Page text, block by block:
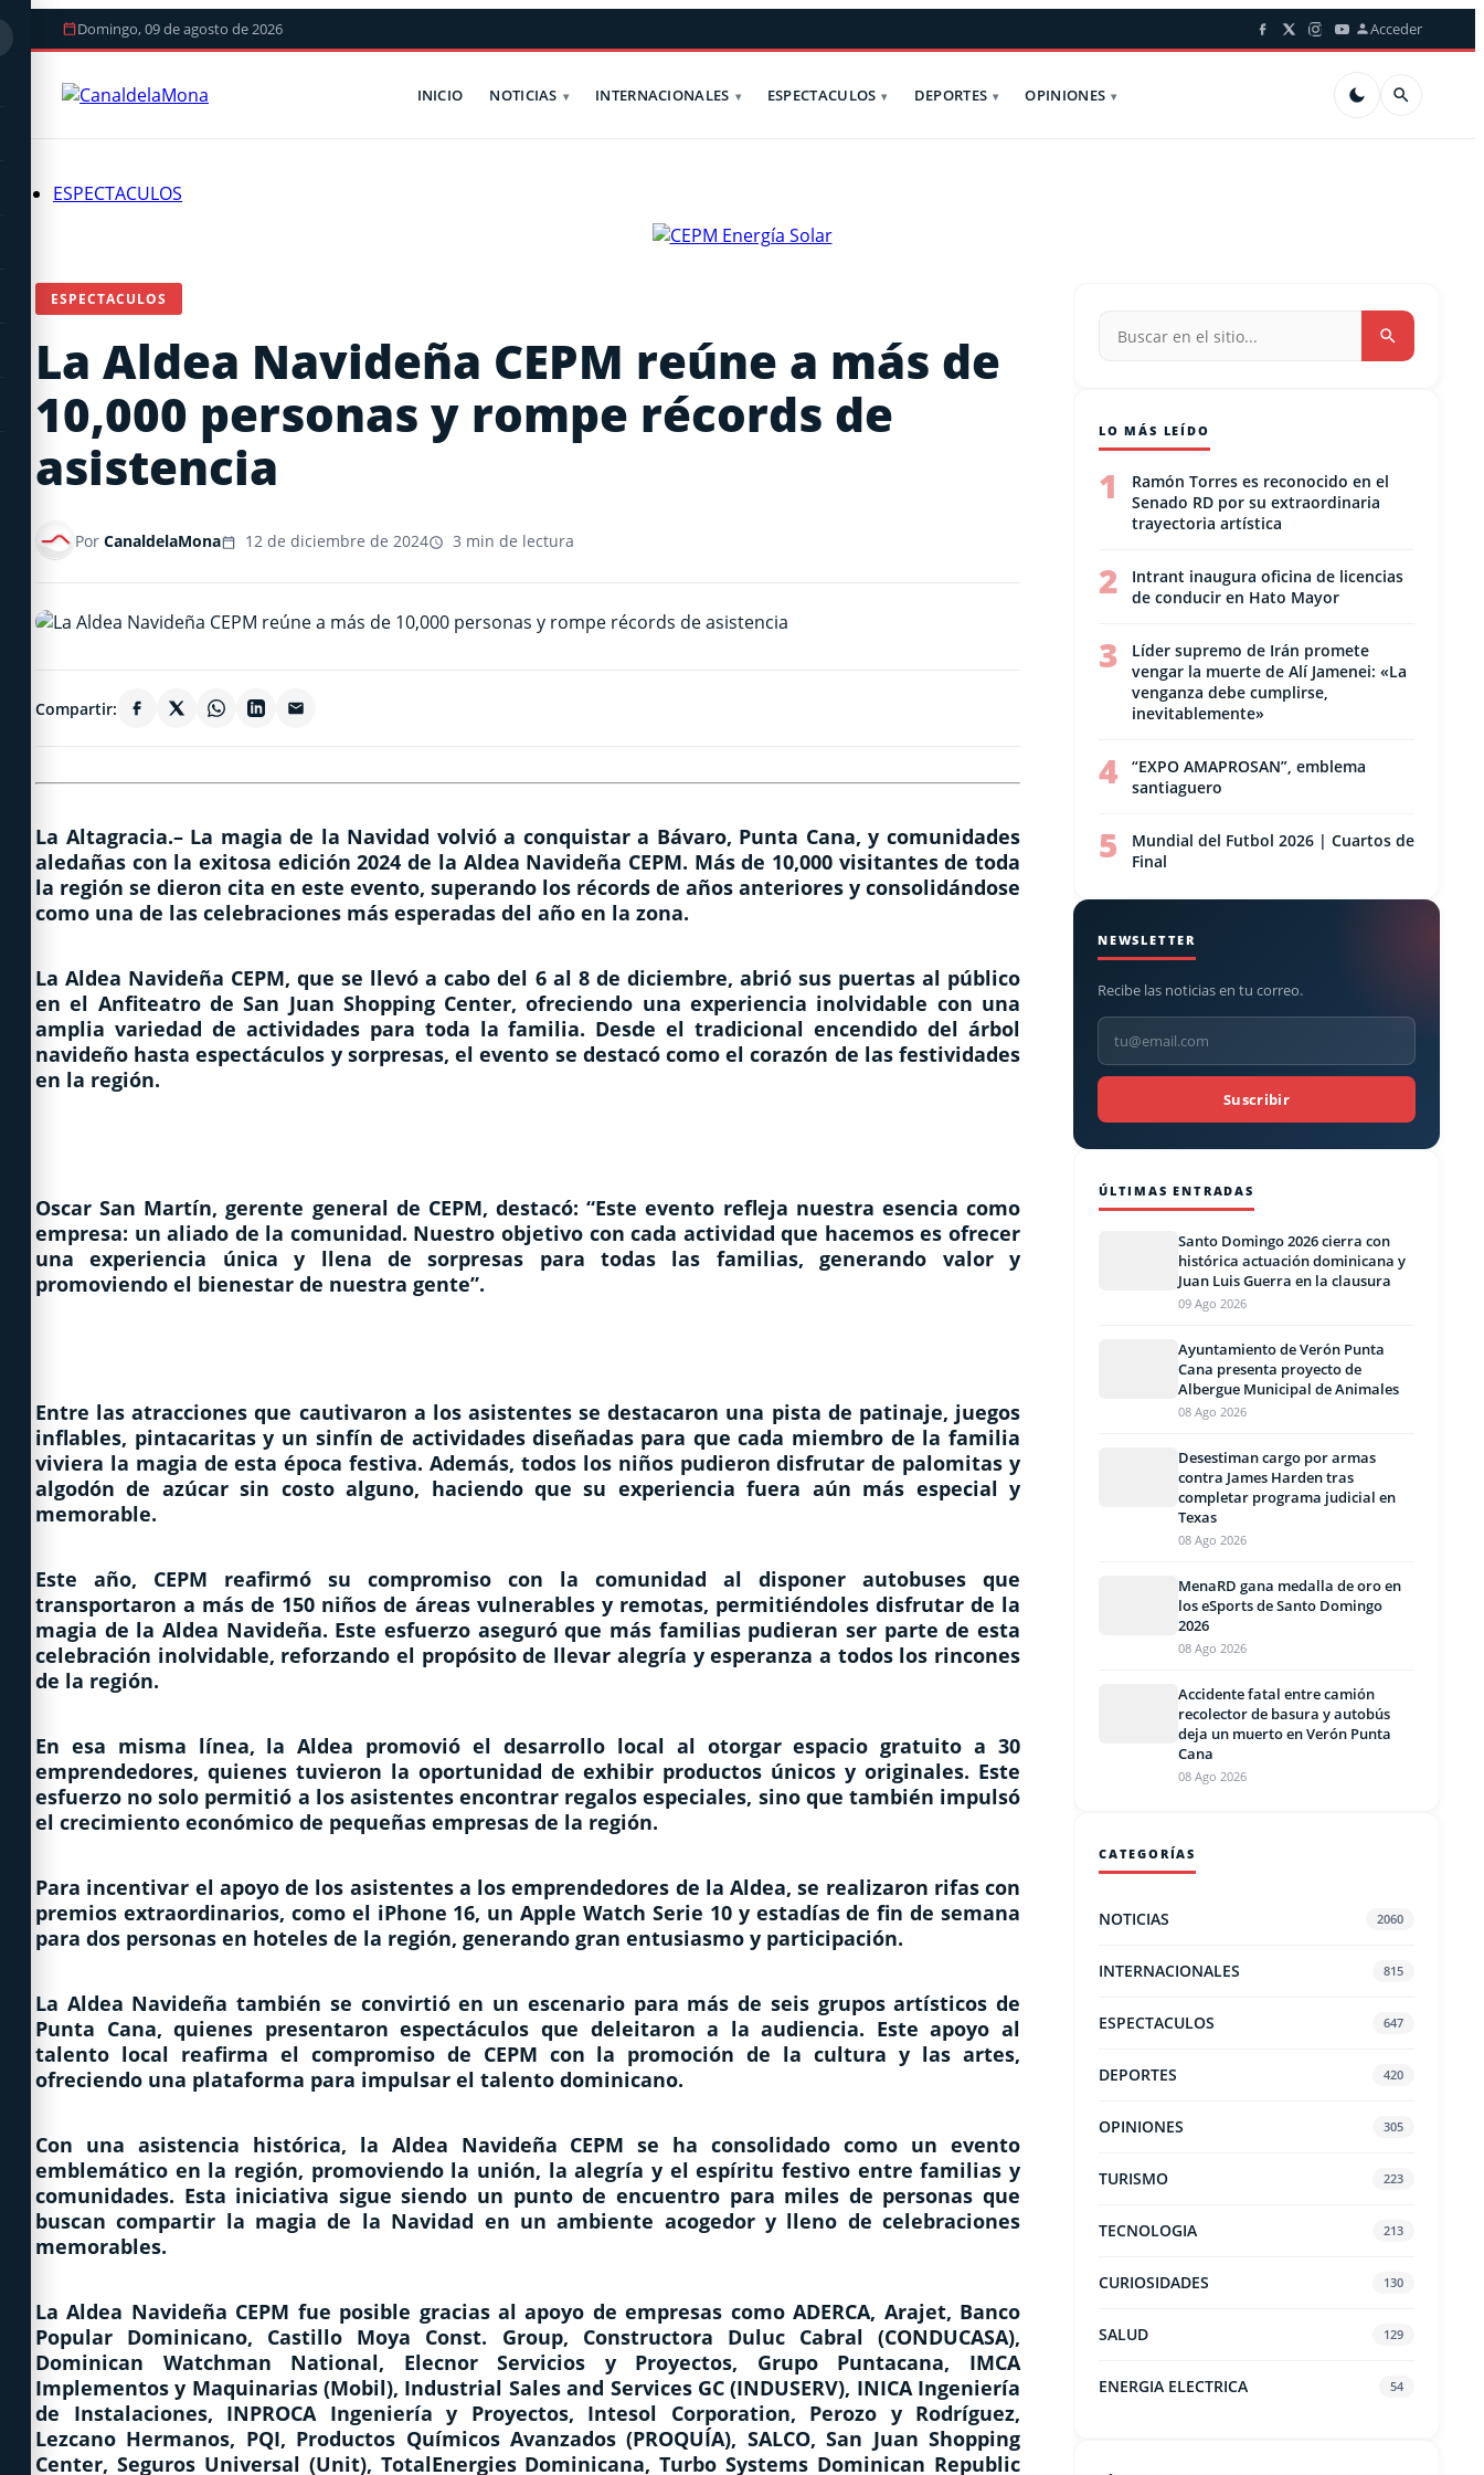
Domingo, 09 de agosto de 2026 Acceder
INICIO NOTICIAS INTERNACIONALES ESPECTACULOS DEPORTES OPINIONES
ESPECTACULOS
ESPECTACULOS
La Aldea Navideña CEPM reúne a más de
10,000 personas y rompe récords de
asistencia
Por CanaldelaMona 12 de diciembre de 2024 3 min de lectura
Compartir:
La Altagracia.– La magia de la Navidad volvió a conquistar a Bávaro, Punta Cana, y comunidades
aledañas con la exitosa edición 2024 de la Aldea Navideña CEPM. Más de 10,000 visitantes de toda
la región se dieron cita en este evento, superando los récords de años anteriores y consolidándose
como una de las celebraciones más esperadas del año en la zona.
La Aldea Navideña CEPM, que se llevó a cabo del 6 al 8 de diciembre, abrió sus puertas al público
en el Anfiteatro de San Juan Shopping Center, ofreciendo una experiencia inolvidable con una
amplia variedad de actividades para toda la familia. Desde el tradicional encendido del árbol
navideño hasta espectáculos y sorpresas, el evento se destacó como el corazón de las festividades
en la región.
Oscar San Martín, gerente general de CEPM, destacó: “Este evento refleja nuestra esencia como
empresa: un aliado de la comunidad. Nuestro objetivo con cada actividad que hacemos es ofrecer
una experiencia única y llena de sorpresas para todas las familias, generando valor y
promoviendo el bienestar de nuestra gente”.
Entre las atracciones que cautivaron a los asistentes se destacaron una pista de patinaje, juegos
inflables, pintacaritas y un sinfín de actividades diseñadas para que cada miembro de la familia
viviera la magia de esta época festiva. Además, todos los niños pudieron disfrutar de palomitas y
algodón de azúcar sin costo alguno, haciendo que su experiencia fuera aún más especial y
memorable.
Este año, CEPM reafirmó su compromiso con la comunidad al disponer autobuses que
transportaron a más de 150 niños de áreas vulnerables y remotas, permitiéndoles disfrutar de la
magia de la Aldea Navideña. Este esfuerzo aseguró que más familias pudieran ser parte de esta
celebración inolvidable, reforzando el propósito de llevar alegría y esperanza a todos los rincones
de la región.
En esa misma línea, la Aldea promovió el desarrollo local al otorgar espacio gratuito a 30
emprendedores, quienes tuvieron la oportunidad de exhibir productos únicos y originales. Este
esfuerzo no solo permitió a los asistentes encontrar regalos especiales, sino que también impulsó
el crecimiento económico de pequeñas empresas de la región.
Para incentivar el apoyo de los asistentes a los emprendedores de la Aldea, se realizaron rifas con
premios extraordinarios, como el iPhone 16, un Apple Watch Serie 10 y estadías de fin de semana
para dos personas en hoteles de la región, generando gran entusiasmo y participación.
La Aldea Navideña también se convirtió en un escenario para más de seis grupos artísticos de
Punta Cana, quienes presentaron espectáculos que deleitaron a la audiencia. Este apoyo al
talento local reafirma el compromiso de CEPM con la promoción de la cultura y las artes,
ofreciendo una plataforma para impulsar el talento dominicano.
Con una asistencia histórica, la Aldea Navideña CEPM se ha consolidado como un evento
emblemático en la región, promoviendo la unión, la alegría y el espíritu festivo entre familias y
comunidades. Esta iniciativa sigue siendo un punto de encuentro para miles de personas que
buscan compartir la magia de la Navidad en un ambiente acogedor y lleno de celebraciones
memorables.
La Aldea Navideña CEPM fue posible gracias al apoyo de empresas como ADERCA, Arajet, Banco
Popular Dominicano, Castillo Moya Const. Group, Constructora Duluc Cabral (CONDUCASA),
Dominican Watchman National, Elecnor Servicios y Proyectos, Grupo Puntacana, IMCA
Implementos y Maquinarias (Mobil), Industrial Sales and Services GC (INDUSERV), INICA Ingeniería
de Instalaciones, INPROCA Ingeniería y Proyectos, Intesol Corporation, Perozo y Rodríguez,
Lezcano Hermanos, PQI, Productos Químicos Avanzados (PROQUÍA), SALCO, San Juan Shopping
Center, Seguros Universal (Unit), TotalEnergies Dominicana, Turbo Systems Dominican Republic
LO MÁS LEÍDO
1
Ramón Torres es reconocido en el
Senado RD por su extraordinaria
trayectoria artística
2
Intrant inaugura oficina de licencias
de conducir en Hato Mayor
3
Líder supremo de Irán promete
vengar la muerte de Alí Jamenei: «La
venganza debe cumplirse,
inevitablemente»
4
“EXPO AMAPROSAN”, emblema
santiaguero
5
Mundial del Futbol 2026 | Cuartos de
Final
NEWSLETTER
Recibe las noticias en tu correo.
Suscribir
ÚLTIMAS ENTRADAS
Santo Domingo 2026 cierra con
histórica actuación dominicana y
Juan Luis Guerra en la clausura
09 Ago 2026
Ayuntamiento de Verón Punta
Cana presenta proyecto de
Albergue Municipal de Animales
08 Ago 2026
Desestiman cargo por armas
contra James Harden tras
completar programa judicial en
Texas
08 Ago 2026
MenaRD gana medalla de oro en
los eSports de Santo Domingo
2026
08 Ago 2026
Accidente fatal entre camión
recolector de basura y autobús
deja un muerto en Verón Punta
Cana
08 Ago 2026
CATEGORÍAS
NOTICIAS 2060
INTERNACIONALES 815
ESPECTACULOS 647
DEPORTES 420
OPINIONES 305
TURISMO 223
TECNOLOGIA 213
CURIOSIDADES 130
SALUD 129
ENERGIA ELECTRICA 54